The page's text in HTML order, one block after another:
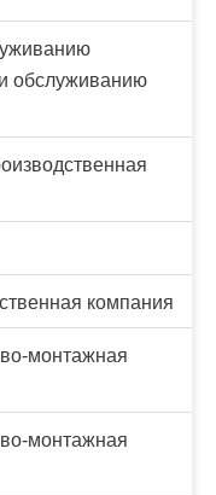
обслуживанию
компания
монтажная
монтажная